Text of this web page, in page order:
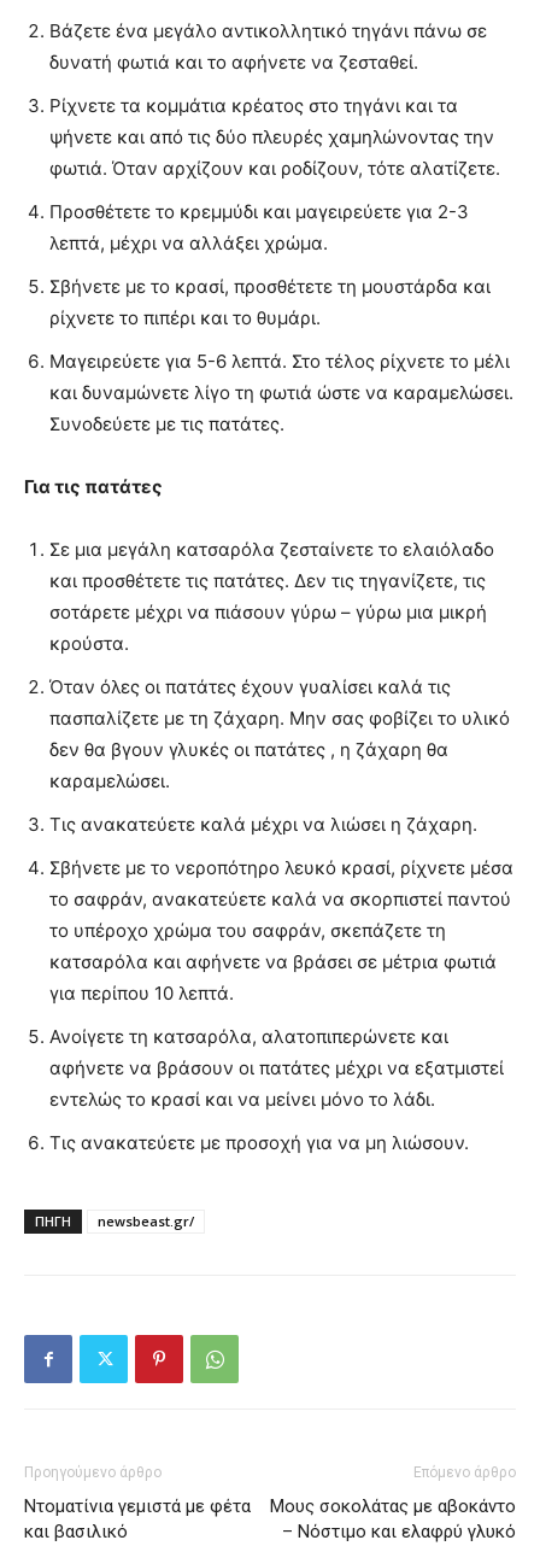
Βάζετε ένα μεγάλο αντικολλητικό τηγάνι πάνω σε
δυνατή φωτιά και το αφήνετε να ζεσταθεί.
Ρίχνετε τα κομμάτια κρέατος στο τηγάνι και τα
ψήνετε και από τις δύο πλευρές χαμηλώνοντας την
φωτιά. Όταν αρχίζουν και ροδίζουν, τότε αλατίζετε.
Προσθέτετε το κρεμμύδι και μαγειρεύετε για 2-3
λεπτά, μέχρι να αλλάξει χρώμα.
Σβήνετε με το κρασί, προσθέτετε τη μουστάρδα και
ρίχνετε το πιπέρι και το θυμάρι.
Μαγειρεύετε για 5-6 λεπτά. Στο τέλος ρίχνετε το μέλι
και δυναμώνετε λίγο τη φωτιά ώστε να καραμελώσει.
Συνοδεύετε με τις πατάτες.
Για τις πατάτες
Σε μια μεγάλη κατσαρόλα ζεσταίνετε το ελαιόλαδο
και προσθέτετε τις πατάτες. Δεν τις τηγανίζετε, τις
σοτάρετε μέχρι να πιάσουν γύρω – γύρω μια μικρή
κρούστα.
Όταν όλες οι πατάτες έχουν γυαλίσει καλά τις
πασπαλίζετε με τη ζάχαρη. Μην σας φοβίζει το υλικό
δεν θα βγουν γλυκές οι πατάτες , η ζάχαρη θα
καραμελώσει.
Τις ανακατεύετε καλά μέχρι να λιώσει η ζάχαρη.
Σβήνετε με το νεροπότηρο λευκό κρασί, ρίχνετε μέσα
το σαφράν, ανακατεύετε καλά να σκορπιστεί παντού
το υπέροχο χρώμα του σαφράν, σκεπάζετε τη
κατσαρόλα και αφήνετε να βράσει σε μέτρια φωτιά
για περίπου 10 λεπτά.
Ανοίγετε τη κατσαρόλα, αλατοπιπερώνετε και
αφήνετε να βράσουν οι πατάτες μέχρι να εξατμιστεί
εντελώς το κρασί και να μείνει μόνο το λάδι.
Τις ανακατεύετε με προσοχή για να μη λιώσουν.
ΠΗΓΗ newsbeast.gr/
Προηγούμενο άρθρο
Ντοματίνια γεμιστά με φέτα
και βασιλικό
Επόμενο άρθρο
Μους σοκολάτας με αβοκάντο
– Νόστιμο και ελαφρύ γλυκό